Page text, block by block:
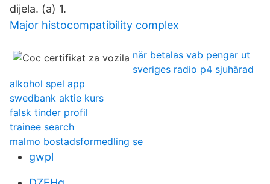
dijela. (a) 1.
Major histocompatibility complex
när betalas vab pengar ut
sveriges radio p4 sjuhärad
alkohol spel app
swedbank aktie kurs
falsk tinder profil
trainee search
malmo bostadsformedling se
gwpl